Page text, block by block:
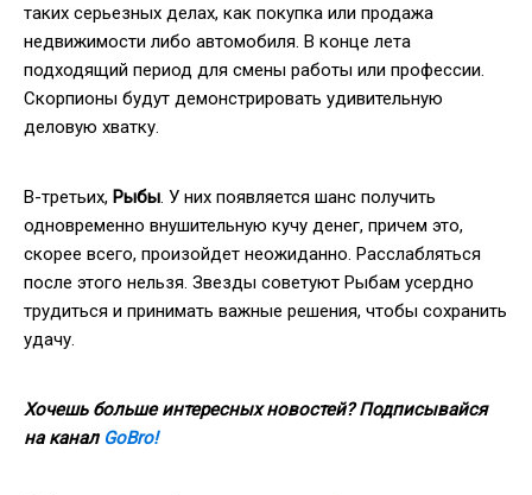
таких серьезных делах, как покупка или продажа
недвижимости либо автомобиля. В конце лета
подходящий период для смены работы или профессии.
Скорпионы будут демонстрировать удивительную
деловую хватку.
В-третьих, Рыбы. У них появляется шанс получить
одновременно внушительную кучу денег, причем это,
скорее всего, произойдет неожиданно. Расслабляться
после этого нельзя. Звезды советуют Рыбам усердно
трудиться и принимать важные решения, чтобы сохранить
удачу.
Хочешь больше интересных новостей? Подписывайся
на канал GoBro!